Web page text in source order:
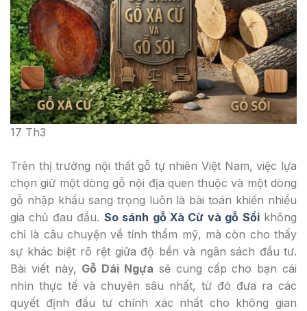
17 Th3
Trên thị trường nội thất gỗ tự nhiên Việt Nam, việc lựa
chọn giữ một dòng gỗ nội địa quen thuộc và một dòng
gỗ nhập khẩu sang trọng luôn là bài toán khiến nhiều
gia chủ đau đầu. So sánh gỗ Xà Cừ và gỗ Sồikhông
chỉ là câu chuyện về tính thẩm mỹ, mà còn cho thấy
sự khác biệt rõ rệt giữa độ bền và ngân sách đầu tư.
Bài viết này, Gỗ Dái Ngựa sẽ cung cấp cho bạn cái
nhìn thực tế và chuyên sâu nhất, từ đó đưa ra các
quyết định đầu tư chính xác nhất cho không gian